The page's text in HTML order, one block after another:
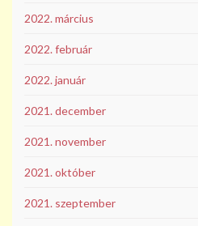
2022. március
2022. február
2022. január
2021. december
2021. november
2021. október
2021. szeptember